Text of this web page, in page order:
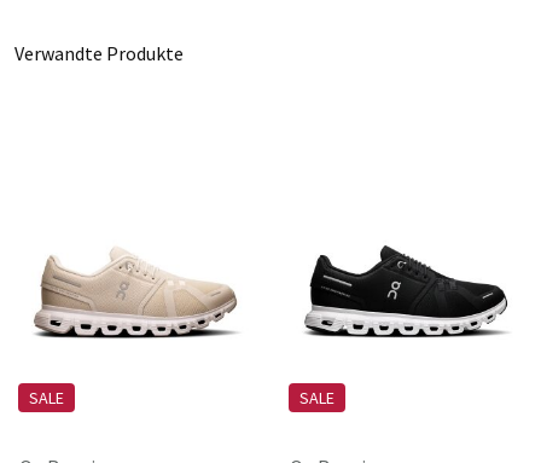
Verwandte Produkte
SALE SALE